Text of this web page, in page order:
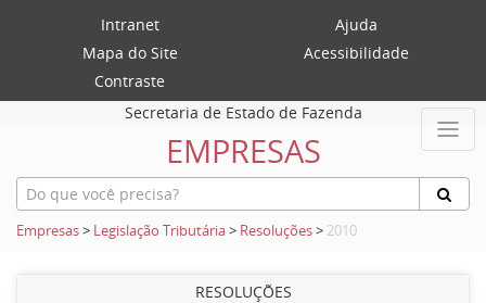
Intranet
Ajuda
Mapa do Site
Acessibilidade
Contraste
Secretaria de Estado de Fazenda
EMPRESAS
Empresas> Legislação Tributária> Resoluções> 2010
RESOLUÇÕES